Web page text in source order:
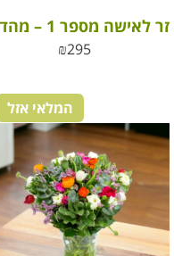
₪295
המלאי אזל